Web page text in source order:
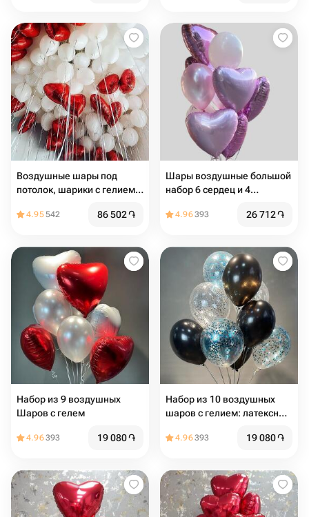
Воздушные шары под
потолок, шарики с гелием
Pinterest, в форме сердца
сердец
4.95542 86 502֏
Шары воздушные большой
набор 6 сердец и 4
4.96393 26 712֏
Набор из 9 воздушных
Шаров с гелем
4.96393 19 080֏
Набор из 10 воздушных
шаров с гелием: латексные
4.96393 19 080֏